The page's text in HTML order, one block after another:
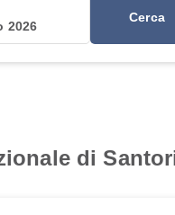
2026
Cerca
di